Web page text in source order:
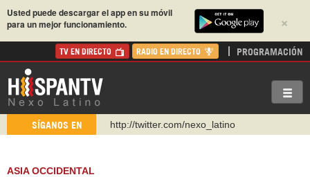
×
Usted puede descargar el app en su móvil
para un mejor funcionamiento.
TV EN DIRECTO RADIO EN DIRECTO PROGRAMACIÓN
SÍGANOS EN
http://twitter.com/nexo_latino
ASIA OCCIDENTAL